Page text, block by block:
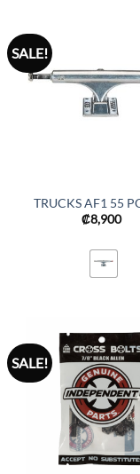
SALE!
TRUCKS AF1 55
₡8,900
SALE!